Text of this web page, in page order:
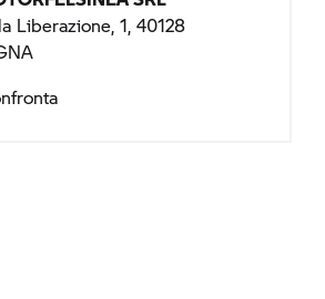
Liberazione, 1, 40128